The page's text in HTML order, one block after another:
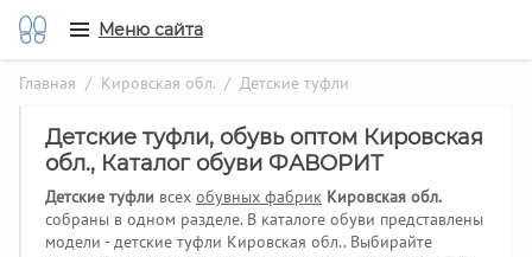
Меню сайта
Главная / Кировская обл. / Детские туфли
Детские туфли, обувь оптом Кировская
обл., Каталог обуви ФАВОРИТ
Детские туфли всех обувных фабрик Кировская обл.
собраны в одном разделе. В каталоге обуви представлены
модели - детские туфли Кировская обл.. Выбирайте